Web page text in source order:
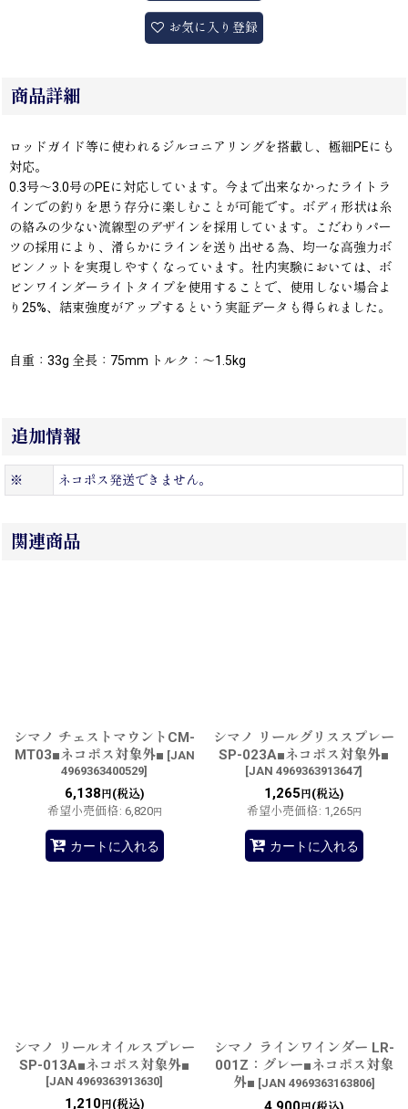
お気に入り登録
商品詳細
ロッドガイド等に使われるジルコニアリングを搭載し、極細PEにも
対応。
0.3号〜3.0号のPEに対応しています。今まで出来なかったライトラ
インでの釣りを思う存分に楽しむことが可能です。ボディ形状は糸
の絡みの少ない流線型のデザインを採用しています。こだわりパー
ツの採用により、滑らかにラインを送り出せる為、均一な高強力ボ
ビンノットを実現しやすくなっています。社内実験においては、ボ
ビンワインダーライトタイプを使用することで、使用しない場合よ
り25%、結束強度がアップするという実証データも得られました。
自重：33g 全長：75mm トルク：〜1.5kg
追加情報
※ ネコポス発送できません。
関連商品
シマノ チェストマウントCM-
MT03■ネコポス対象外■ [JAN
4969363400529]
6,138 円(税込)
希望小売価格: 6,820円
カートに入れる
シマノ リールグリススプレー
SP-023A■ネコポス対象外■
[JAN 4969363913647]
1,265 円(税込)
希望小売価格: 1,265円
カートに入れる
シマノ リールオイルスプレー
SP-013A■ネコポス対象外■
[JAN 4969363913630]
1,210円(税込)
シマノ ラインワインダー LR-
001Z：グレー■ネコポス対象
外■ [JAN 4969363163806]